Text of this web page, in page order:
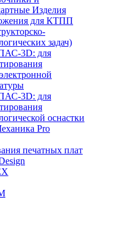
Изделия
для КТПП
задач)
3D: для
3D: для
оснастки
Pro
печатных плат